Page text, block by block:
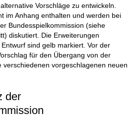
Vorschläge zu entwickeln.
im Anhang enthalten und werden bei
Bundesspielkommission (siehe
diskutiert. Die Erweiterungen
sind gelb markiert. Vor der
für den Übergang von der
verschiedenen vorgeschlagenen neuen
der